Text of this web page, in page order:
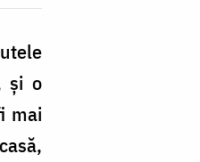
și o
mai